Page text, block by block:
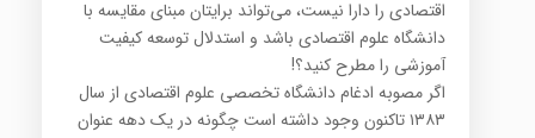
اقتصادی را دارا نیست، می‌تواند برایتان مبنای مقایسه با
دانشگاه علوم اقتصادی باشد و استدلال توسعه کیفیت
آموزشی را مطرح کنید؟!
اگر مصوبه ادغام دانشگاه تخصصی علوم اقتصادی از سال
۱۳۸۳ تاکنون وجود داشته است چگونه در یک دهه عنوان